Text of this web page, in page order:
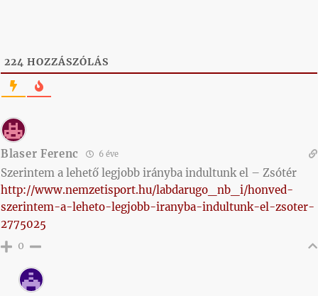
224 HOZZÁSZÓLÁS
Blaser Ferenc 6 éve
Szerintem a lehető legjobb irányba indultunk el – Zsótér
http://www.nemzetisport.hu/labdarugo_nb_i/honved-
szerintem-a-leheto-legjobb-iranyba-indultunk-el-zsoter-
2775025
0